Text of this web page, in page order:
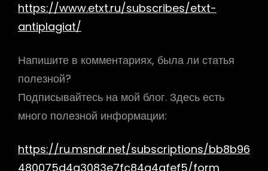
https://www.etxt.ru/subscribes/etxt-
antiplagiat/
Напишите в комментариях, была ли статья
полезной?
Подписывайтесь на мой блог. Здесь есть
много полезной информации:
https://ru.msndr.net/subscriptions/bb8b96
480075d4a3083e7fc84a4afef5/form